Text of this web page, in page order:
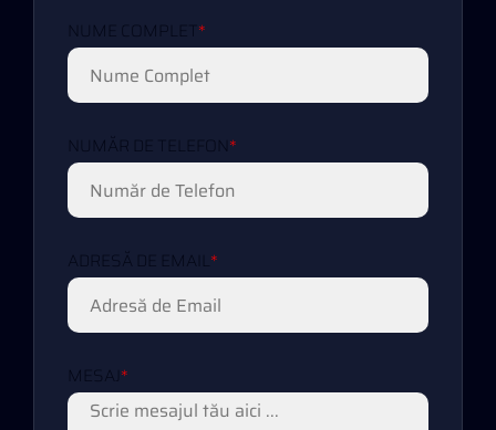
NUME COMPLET *
NUMĂR DE TELEFON*
ADRESĂ DE EMAIL *
MESAJ *